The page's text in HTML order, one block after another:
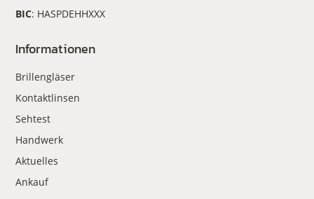
BIC: HASPDEHHXXX
Informationen
Brillengläser
Kontaktlinsen
Sehtest
Handwerk
Aktuelles
Ankauf